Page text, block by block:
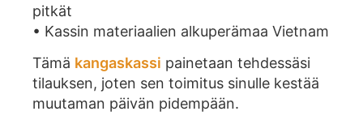
pitkät
• Kassin materiaalien alkuperämaa Vietnam
Tämä kangaskassi painetaan tehdessäsi
tilauksen, joten sen toimitus sinulle kestää
muutaman päivän pidempään.